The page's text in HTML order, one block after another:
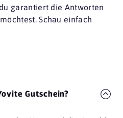
garantiert die Antworten
Schau einfach
Gutschein?